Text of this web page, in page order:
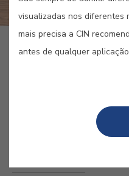
COMPRAR ONLINE
visualizadas nos diferentes
mais precisa a CIN
antes de qualquer